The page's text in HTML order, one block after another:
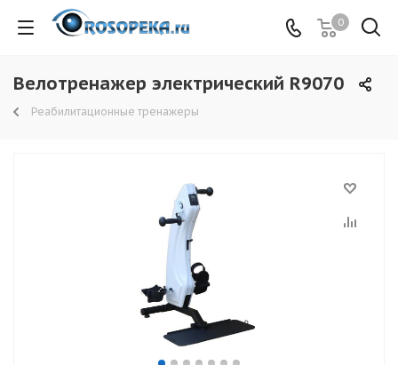
0
Велотренажер электрический R9070
Реабилитационные тренажеры